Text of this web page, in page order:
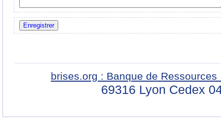
brises.org : Banque de
69316 Lyon Cedex